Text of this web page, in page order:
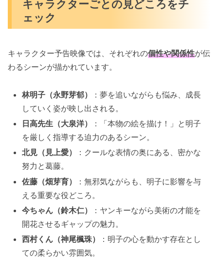
キャラクターごとの見どころをチ
ェック
キャラクター予告映像では、それぞれの個性や関係性が伝
わるシーンが描かれています。
林明子（永野芽郁）
：夢を追いながらも悩み、成長
していく姿が映し出される。
日高先生（大泉洋）
：「本物の絵を描け！」と明子
を厳しく指導する迫力のあるシーン。
北見（見上愛）
：クールな表情の奥にある、密かな
努力と葛藤。
佐藤（畑芽育）
：無邪気ながらも、明子に影響を与
える重要な役どころ。
今ちゃん（鈴木仁）
：ヤンキーながら美術の才能を
開花させるギャップの魅力。
西村くん（神尾楓珠）
：明子の心を動かす存在とし
ての柔らかい雰囲気。